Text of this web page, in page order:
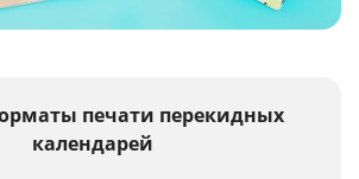
печати перекидных
календарей